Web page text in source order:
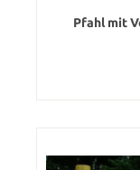
Pfahl mit